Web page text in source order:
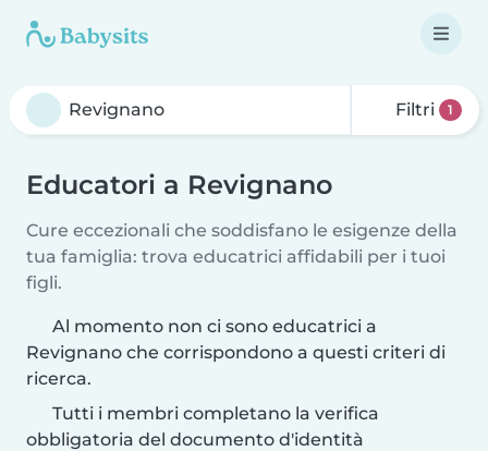
Filtri 1
Educatori a Revignano
Cure eccezionali che soddisfano le esigenze della
tua famiglia: trova educatrici affidabili per i tuoi
figli.
Al momento non ci sono educatrici a
Revignano che corrispondono a questi criteri di
ricerca.
Tutti i membri completano la verifica
obbligatoria del documento d'identità